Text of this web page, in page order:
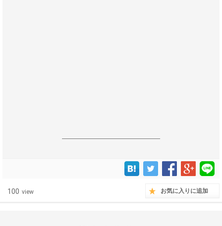
------------------------------------------------------------------
100 view お気に入りに追加